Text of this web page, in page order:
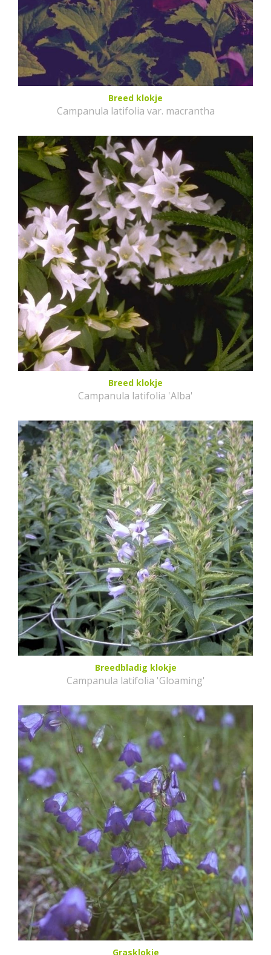
Breed klokje
Campanula latifolia var. macrantha
Breed klokje
Campanula latifolia 'Alba'
Breedbladig klokje
Campanula latifolia 'Gloaming'
Grasklokje